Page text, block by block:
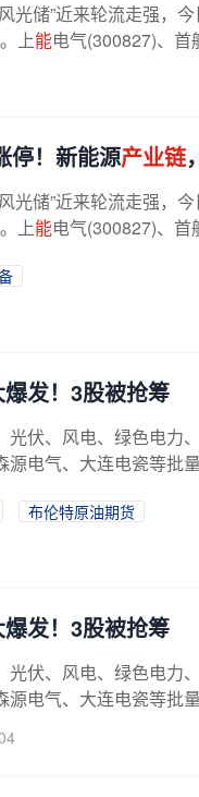
光储”近来轮流走强，
上能电气(300827)、
...
停！新能源产业链
光储”近来轮流走强，
上能电气(300827)、
发！3股被抢筹
光伏、风电、绿色电力
源电气、大连电瓷等批
布伦特原油期货
发！3股被抢筹
光伏、风电、绿色电力
源电气、大连电瓷等批
...